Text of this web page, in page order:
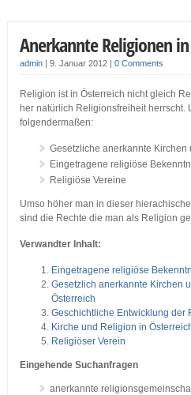
Anerkannte Religionen
admin| 9. Januar 2012 | 0 Comments
Religion ist in Österreich nicht gleich
her natürlich Religionsfreiheit herrscht.
folgendermaßen:
Gesetzliche anerkannte
Eingetragene religiöse
Religiöse Vereine
Umso höher man in dieser
sind die Rechte die man als Religion
Verwandter Inhalt:
Eingetragene religiöse
Gesetzlich anerkannte Kirchen
Österreich
Geschichtliche Entwicklung der
Kirche und Religion in
Religiöser Verein
Eingehende Suchanfragen
anerkannte